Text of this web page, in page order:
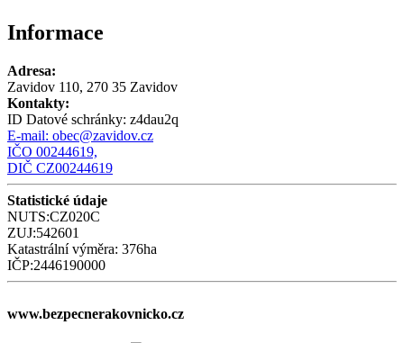
Informace
Adresa:
Zavidov 110, 270 35 Zavidov
Kontakty:
ID Datové schránky: z4dau2q
E-mail: obec@zavidov.cz
IČO 00244619,
DIČ CZ00244619
Statistické údaje
NUTS:CZ020C
ZUJ:542601
Katastrální výměra: 376ha
IČP:2446190000
www.bezpecnerakovnicko.cz